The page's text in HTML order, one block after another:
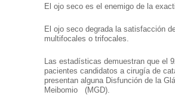
El ojo seco es el enemigo de la
El ojo seco degrada la satisfacción
multifocales o trifocales.
Las estadísticas demuestran que el
pacientes candidatos a cirugía de
presentan alguna Disfunción de la
Meibomio (MGD).